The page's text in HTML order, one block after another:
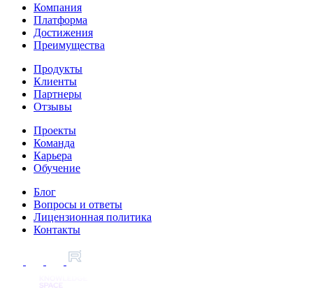
Компания
Платформа
Достижения
Преимущества
Продукты
Клиенты
Партнеры
Отзывы
Проекты
Команда
Карьера
Обучение
Блог
Вопросы и ответы
Лицензионная политика
Контакты